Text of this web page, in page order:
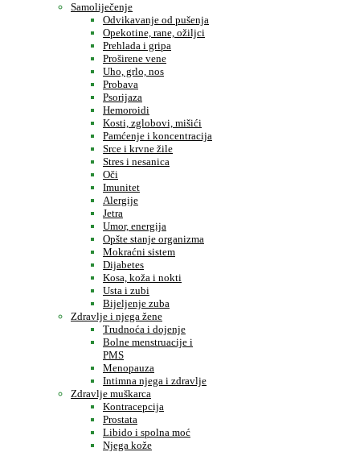
Samoliječenje
Odvikavanje od pušenja
Opekotine, rane, ožiljci
Prehlada i gripa
Proširene vene
Uho, grlo, nos
Probava
Psorijaza
Hemoroidi
Kosti, zglobovi, mišići
Pamćenje i koncentracija
Srce i krvne žile
Stres i nesanica
Oči
Imunitet
Alergije
Jetra
Umor, energija
Opšte stanje organizma
Mokraćni sistem
Dijabetes
Kosa, koža i nokti
Usta i zubi
Bijeljenje zuba
Zdravlje i njega žene
Trudnoća i dojenje
Bolne menstruacije i
PMS
Menopauza
Intimna njega i zdravlje
Zdravlje muškarca
Kontracepcija
Prostata
Libido i spolna moć
Njega kože